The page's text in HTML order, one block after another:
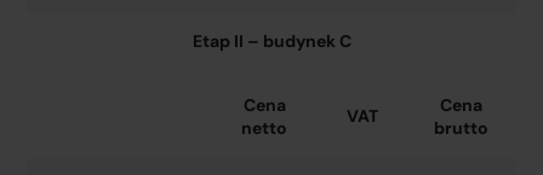
Etap II – budynek C
Cena
netto
VAT
Cena
brutto